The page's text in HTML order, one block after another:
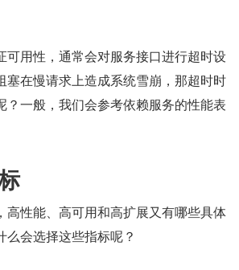
可用性，通常会对服务接口进行超时设
塞在慢请求上造成系统雪崩，那超时时
？一般，我们会参考依赖服务的性能表
高性能、高可用和高扩展又有哪些具体
么会选择这些指标呢？